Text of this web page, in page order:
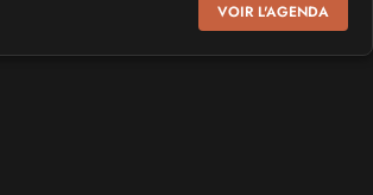
- salon du jeu vidéo et des loisirs
2026
VOIR L'AGENDA